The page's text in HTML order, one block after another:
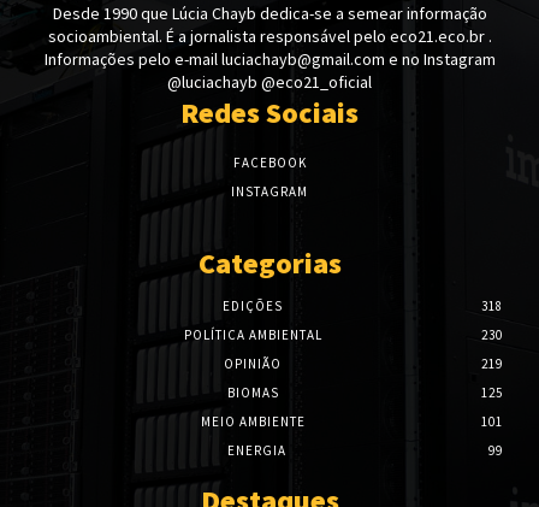
Desde 1990 que Lúcia Chayb dedica-se a semear informação
socioambiental. É a jornalista responsável pelo eco21.eco.br .
Informações pelo e-mail luciachayb@gmail.com e no Instagram
@luciachayb @eco21_oficial
Redes Sociais
FACEBOOK
INSTAGRAM
Categorias
EDIÇÕES
318
POLÍTICA AMBIENTAL
230
OPINIÃO
219
BIOMAS
125
MEIO AMBIENTE
101
ENERGIA
99